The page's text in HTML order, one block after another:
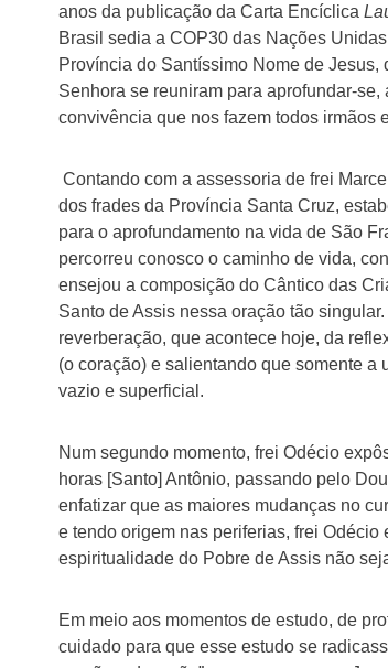
anos da publicação da Carta Encíclica
Brasil sedia a COP30 das Nações
Província do Santíssimo Nome de
Senhora se reuniram para aprofundar-
convivência que nos fazem todos irmãos
Contando com a assessoria de frei
dos frades da Província Santa Cruz,
para o aprofundamento na vida de São
percorreu conosco o caminho de vida,
ensejou a composição do Cântico das
Santo de Assis nessa oração tão
reverberação, que acontece hoje, da
(o coração) e salientando que somente a
vazio e superficial.
Num segundo momento, frei Odécio
horas [Santo] Antônio, passando pelo
enfatizar que as maiores mudanças no
e tendo origem nas periferias, frei
espiritualidade do Pobre de Assis não
Em meio aos momentos de estudo, de
cuidado para que esse estudo se